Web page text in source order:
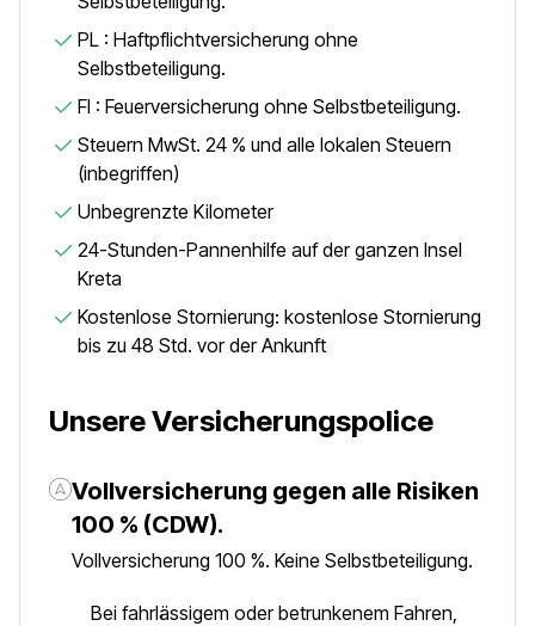
PL : Haftpflichtversicherung ohne
Selbstbeteiligung.
FI : Feuerversicherung ohne Selbstbeteiligung.
Steuern MwSt. 24 % und alle lokalen Steuern
(inbegriffen)
Unbegrenzte Kilometer
24-Stunden-Pannenhilfe auf der ganzen Insel
Kreta
Kostenlose Stornierung: kostenlose Stornierung
bis zu 48 Std. vor der Ankunft
Unsere Versicherungspolice
Vollversicherung gegen alle Risiken
100 % (CDW).
Vollversicherung 100 %. Keine Selbstbeteiligung.
Bei fahrlässigem oder betrunkenem Fahren,